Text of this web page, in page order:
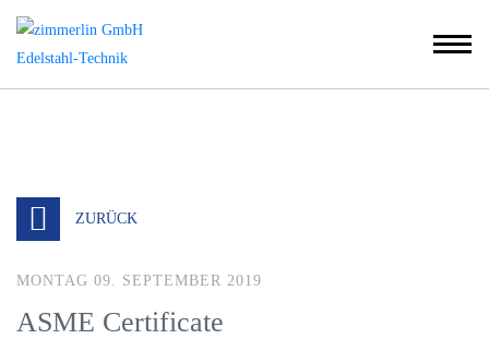
ZURÜCK
MONTAG 09. SEPTEMBER 2019
ASME Certificate